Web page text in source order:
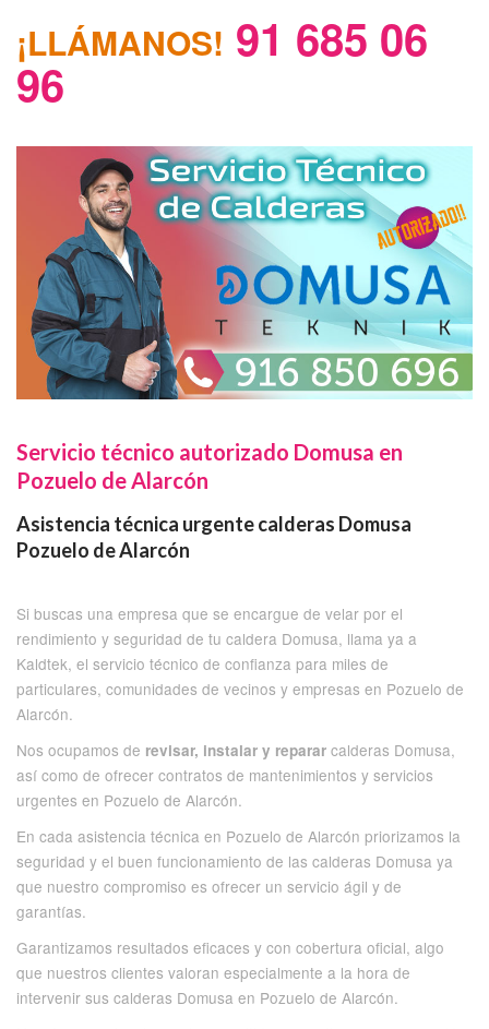
¡LLÁMANOS! 91 685 06
96
Servicio técnico autorizado Domusa en
Pozuelo de Alarcón
Asistencia técnica urgente calderas Domusa
Pozuelo de Alarcón
Si buscas una empresa que se encargue de velar por el
rendimiento y seguridad de tu caldera Domusa, llama ya a
Kaldtek, el servicio técnico de confianza para miles de
particulares, comunidades de vecinos y empresas en Pozuelo de
Alarcón.
Nos ocupamos de revisar, instalar y reparar calderas Domusa,
así como de ofrecer contratos de mantenimientos y servicios
urgentes en Pozuelo de Alarcón.
En cada asistencia técnica en Pozuelo de Alarcón priorizamos la
seguridad y el buen funcionamiento de las calderas Domusa ya
que nuestro compromiso es ofrecer un servicio ágil y de
garantías.
Garantizamos resultados eficaces y con cobertura oficial, algo
que nuestros clientes valoran especialmente a la hora de
intervenir sus calderas Domusa en Pozuelo de Alarcón.